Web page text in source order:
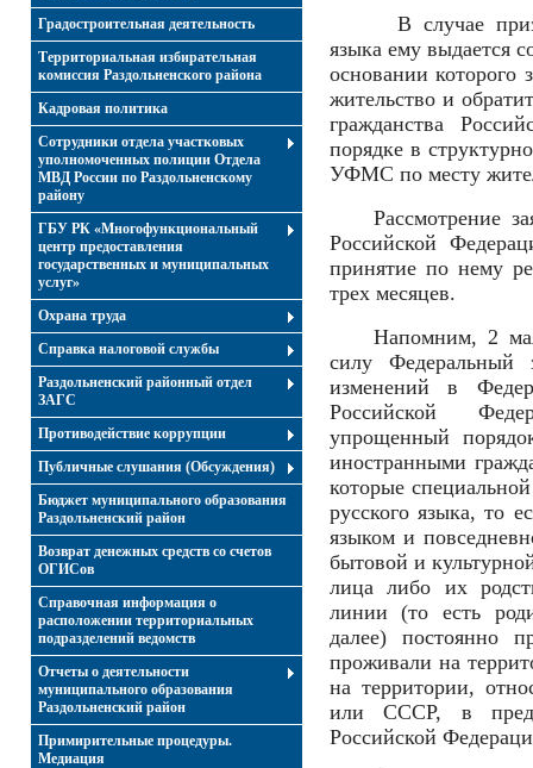
Градостроительная деятельность
Территориальная избирательная
комиссия Раздольненского района
Кадровая политика
Сотрудники отдела участковых
уполномоченных полиции Отдела
МВД России по Раздольненскому
району
ГБУ РК «Многофункциональный
центр предоставления
государственных и муниципальных
услуг»
Охрана труда
Справка налоговой службы
Раздольненский районный отдел
ЗАГС
Противодействие коррупции
Публичные слушания (Обсуждения)
Бюджет муниципального образования
Раздольненский район
Возврат денежных средств со счетов
ОГИСов
Справочная информация о
расположении территориальных
подразделений ведомств
Отчеты о деятельности
муниципального образования
Раздольненский район
Примирительные процедуры.
Медиация
В случае
языка ему выдается
основании которого
жительство и
гражданства
порядке в
УФМС по месту
Рассмотрение
Российской
принятие по нему
трех месяцев.
Напомним, 2
силу
изменений в
Российской
упрощенный
иностранными
которые
русского языка, то
языком и
бытовой и
лица либо их
линии (то есть
далее) постоянно
проживали на
на территории,
или СССР, в
Российской